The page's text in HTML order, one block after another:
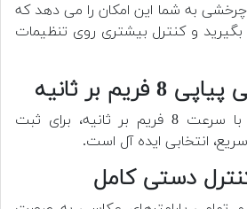
به شما این امکان را می دهد که
و کنترل بیشتری روی تنظیمات
با سرعت 8 فریم بر ثانیه، برای ثبت
انتخابی ایده آل است.